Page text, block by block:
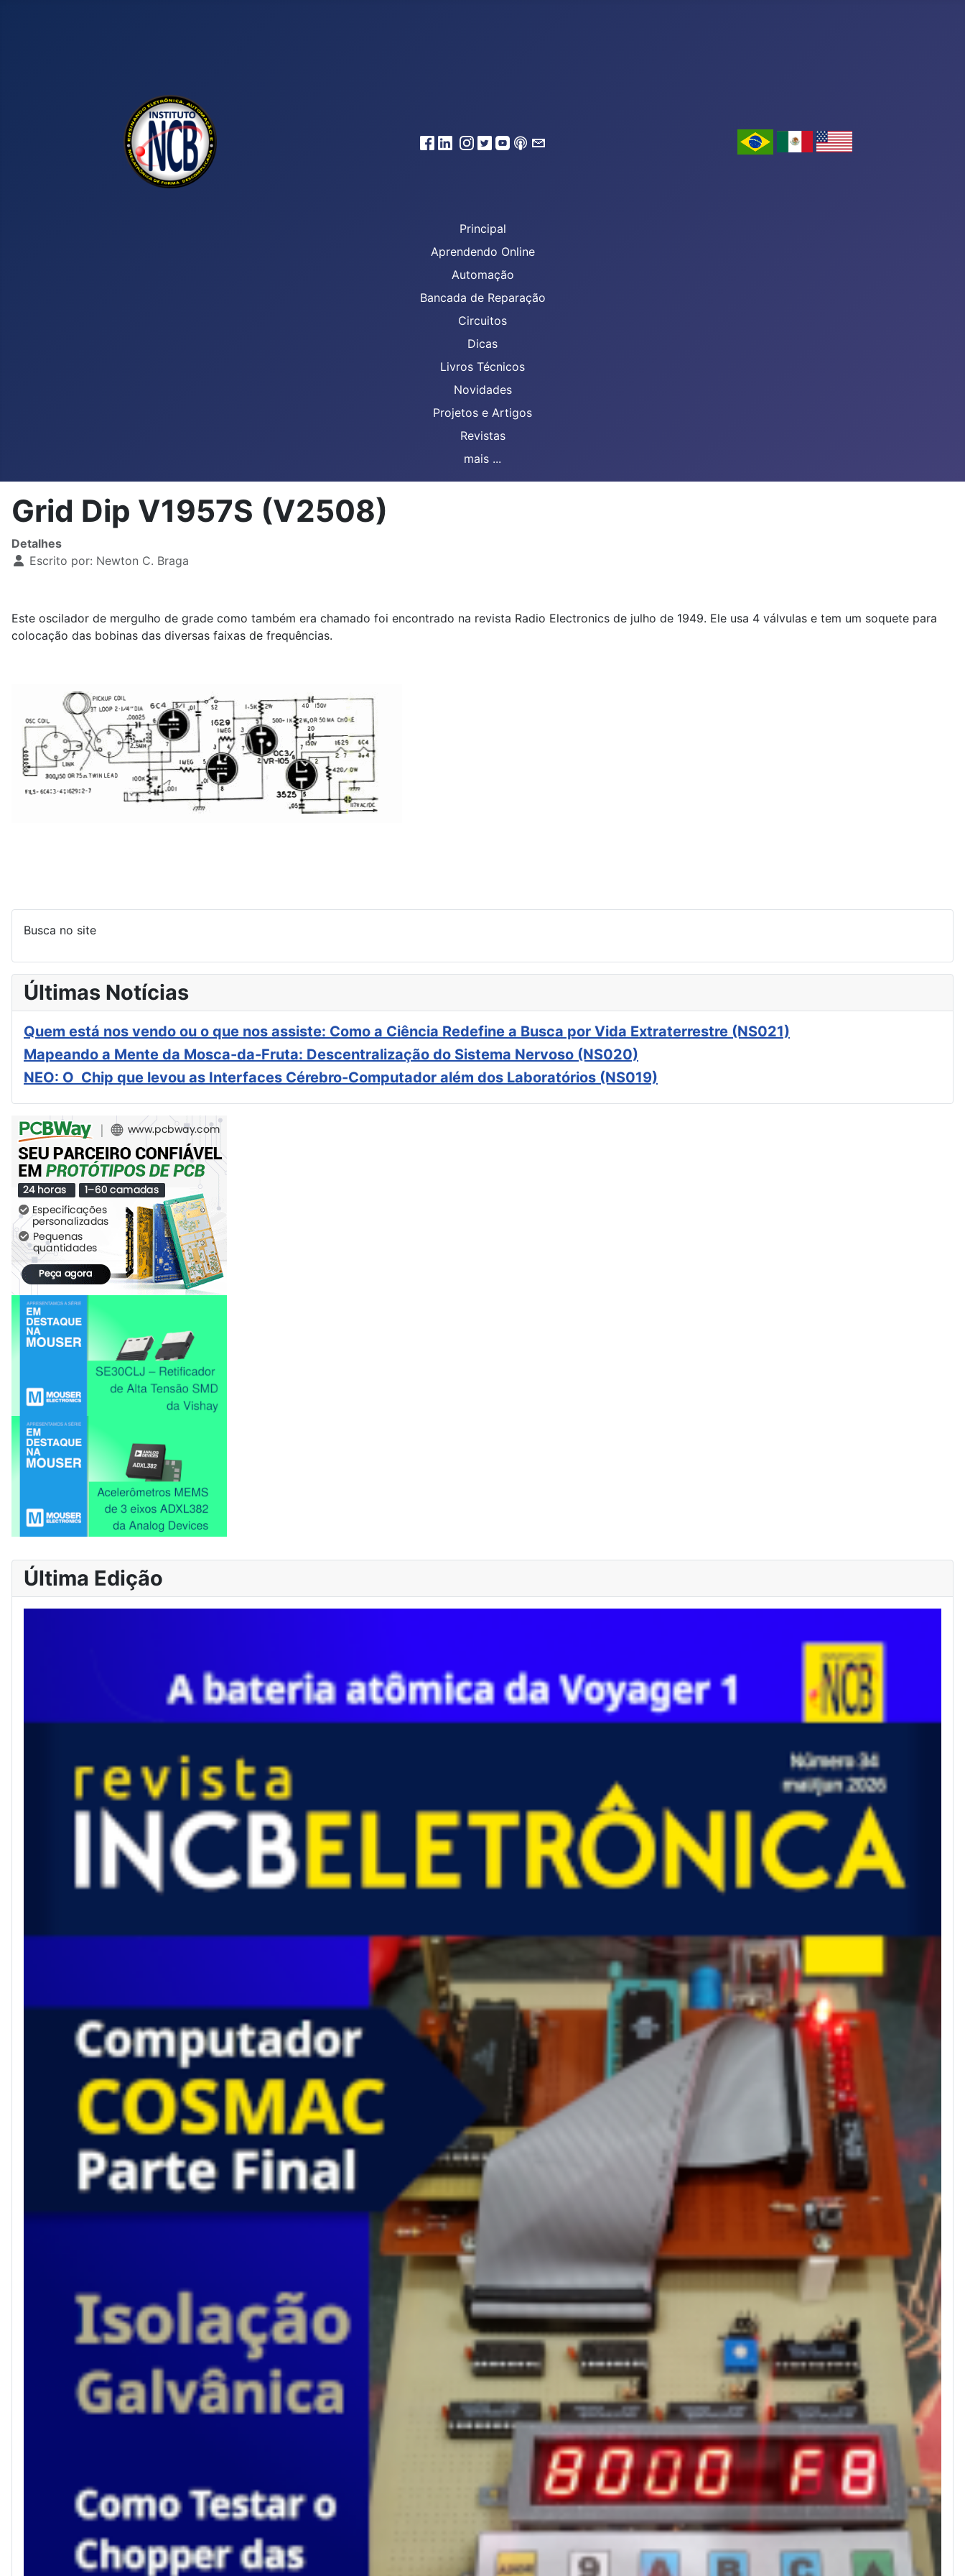
Principal
Aprendendo Online
Automação
Bancada de Reparação
Circuitos
Dicas
Livros Técnicos
Novidades
Projetos e Artigos
Revistas
mais ...
Grid Dip V1957S (V2508)
Detalhes
Escrito por: Newton C. Braga
Este oscilador de mergulho de grade como também era chamado foi encontrado na revista Radio Electronics de julho de 1949. Ele usa 4 válvulas e tem um soquete para
colocação das bobinas das diversas faixas de frequências.
Busca no site
Últimas Notícias
Quem está nos vendo ou o que nos assiste: Como a Ciência Redefine a Busca por Vida Extraterrestre (NS021)
Mapeando a Mente da Mosca-da-Fruta: Descentralização do Sistema Nervoso (NS020)
NEO: O Chip que levou as Interfaces Cérebro-Computador além dos Laboratórios (NS019)
Última Edição